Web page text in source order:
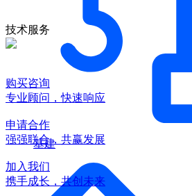
基建
技术服务
购买咨询
专业顾问，快速响应
申请合作
强强联合，共赢发展
加入我们
携手成长，共创未来